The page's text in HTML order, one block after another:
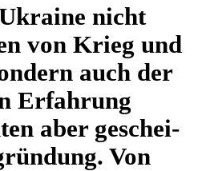
nicht
von Krieg und
auch der
Erfah­rung
aber geschei­
Von